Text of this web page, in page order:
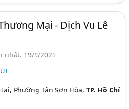
Mại - Dịch Vụ Lê
nhất: 19/9/2025
ỦI
Phường Tân Sơn Hòa,TP. Hồ Chí